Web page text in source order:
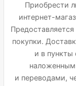
Приобрести
интернет-
покупки.
и в
и переводами,